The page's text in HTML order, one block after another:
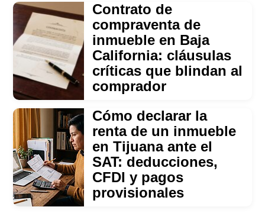
Contrato de
compraventa de
inmueble en Baja
California: cláusulas
críticas que blindan al
comprador
Cómo declarar la
renta de un inmueble
en Tijuana ante el
SAT: deducciones,
CFDI y pagos
provisionales